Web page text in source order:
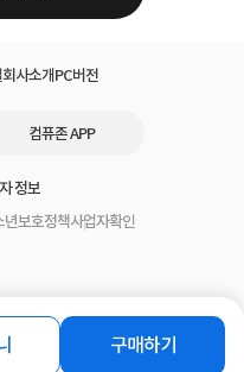
구매하기
회사소개PC버전
컴퓨존 APP
정보
년보호정책사업자확인